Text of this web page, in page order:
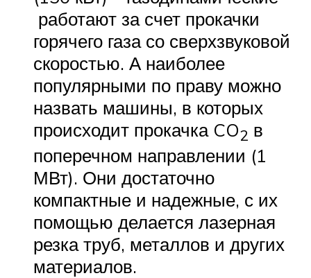
работают за счет прокачки
горячего газа со сверхзвуковой
скоростью. А наиболее
популярными по праву можно
назвать машины, в которых
происходит прокачка CO2 в
поперечном направлении (1
МВт). Они достаточно
компактные и надежные, с их
помощью делается лазерная
резка труб, металлов и других
материалов.